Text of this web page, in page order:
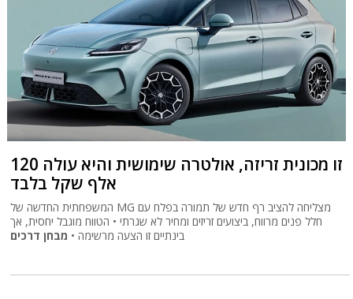
זו מכונית זריזה, אולטרה שימושית והיא עולה 120
אלף שקל בלבד
המשפחתית החדשה של MG מצליחה להציב רף חדש של תמורה בפלח עם
חלל פנים מרווח, ביצועים זריזים ומחיר לא שגרתי • הטווח מוגבל יחסית, אך
בינתיים זו הצעה מרשימה • מבחן דרכים